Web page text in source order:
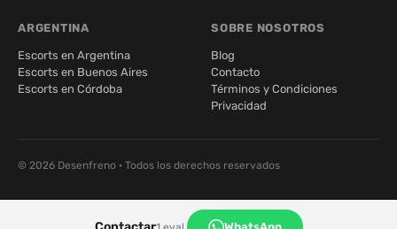
ARGENTINA
Escorts en Argentina
Escorts en Buenos Aires
Escorts en Córdoba
SOBRE NOSOTROS
Blog
Contacto
Términos y Condiciones
Privacidad
© 2026 Desenfreno · Todos los derechos reservados